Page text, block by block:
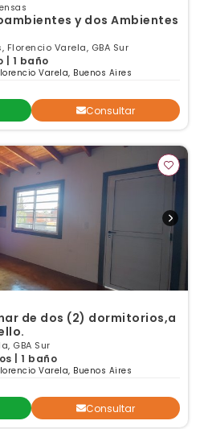
y dos Ambientes
Florencio Varela, GBA Sur
| 1 baño
Varela, Buenos Aires
Consultar
de dos (2) dormitorios,a
GBA Sur
| 1 baño
Varela, Buenos Aires
Consultar